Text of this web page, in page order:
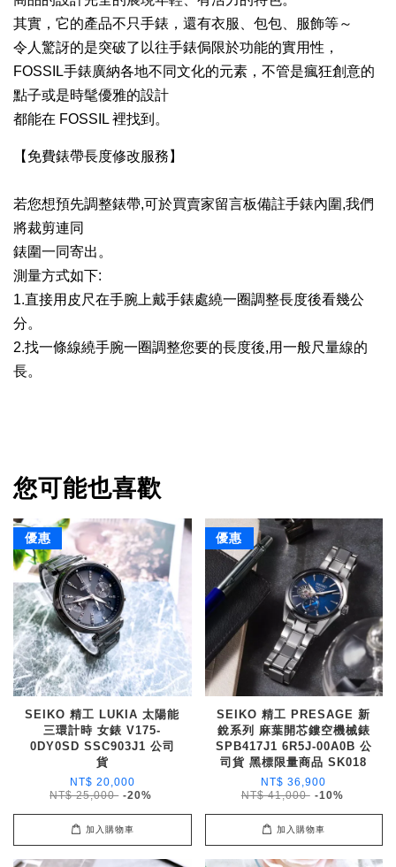
其實，它的產品不只手錶，還有衣服、包包、服飾等～
令人驚訝的是突破了以往手錶侷限於功能的實用性，
FOSSIL手錶廣納各地不同文化的元素，不管是瘋狂創意的
點子或是時髦優雅的設計
都能在 FOSSIL 裡找到。
【 免費錶帶長度修改服務 】
若您想預先調整錶帶,可於買賣家留言板備註手錶內圍,我們
將裁剪連同
錶圍一同寄出。
測量方式如下:
1.直接用皮尺在手腕上戴手錶處繞一圈調整長度後看幾公
分。
2.找一條線繞手腕一圈調整您要的長度後,用一般尺量線的
長。
您可能也喜歡
優惠
SEIKO 精工 LUKIA 太陽能
三環計時 女錶 V175-
0DY0SD SSC903J1 公司
貨
NT$ 20,000
NT$ 25,000 -20%
加入購物車
優惠
SEIKO 精工 PRESAGE 新
銳系列 麻葉開芯鏤空機械錶
SPB417J1 6R5J-00A0B 公
司貨 黑標限量商品 SK018
NT$ 36,900
NT$ 41,000 -10%
加入購物車